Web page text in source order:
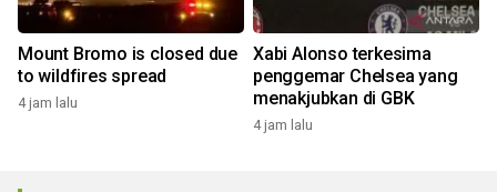
Mount Bromo is closed due
to wildfires spread
4 jam lalu
Xabi Alonso terkesima
penggemar Chelsea yang
menakjubkan di GBK
4 jam lalu